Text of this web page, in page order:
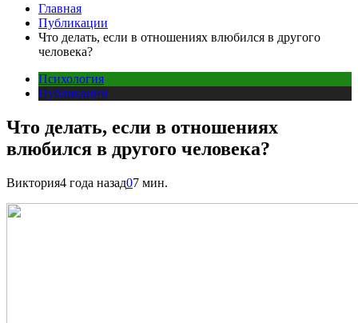
Главная
Публикации
Что делать, если в отношениях влюбился в другого
человека?
Психология
Публикации
Что делать, если в отношениях
влюбился в другого человека?
Виктория4 года назад07 мин.